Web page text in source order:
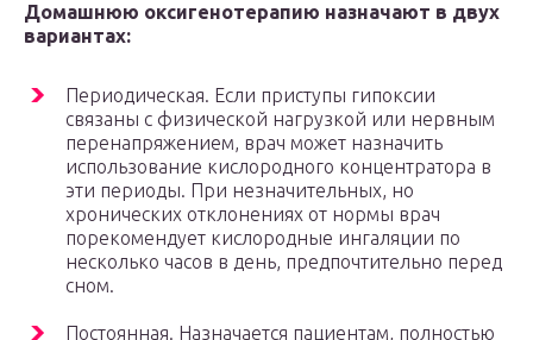
Домашнюю оксигенотерапию назначают в двух
вариантах:
Периодическая. Если приступы гипоксии
связаны с физической нагрузкой или нервным
перенапряжением, врач может назначить
использование кислородного концентратора в
эти периоды. При незначительных, но
хронических отклонениях от нормы врач
порекомендует кислородные ингаляции по
несколько часов в день, предпочтительно перед
сном.
Постоянная. Назначается пациентам, полностью